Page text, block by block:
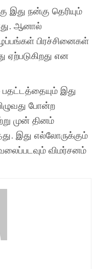
இது நன்கு தெரியும்
ஆனால்
பிரச்சினைகள்
என
இது
போன்ற
முன் தினம்
இது எல்லோருக்கும்
விமர்சனம்